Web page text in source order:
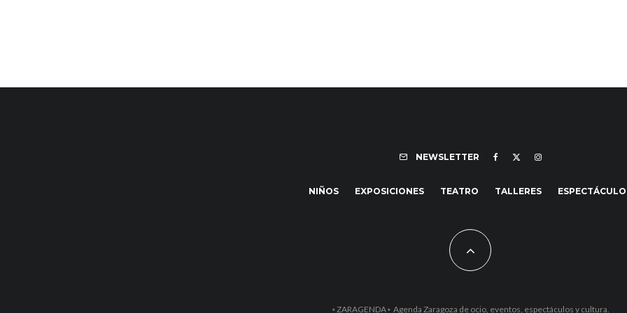
NEWSLETTER
NIÑOS EXPOSICIONES TEATRO TALLERES
⋆ZARAGENDA⋆ Agenda Zaragoza de ocio, eventos, espectáculos y cultura.